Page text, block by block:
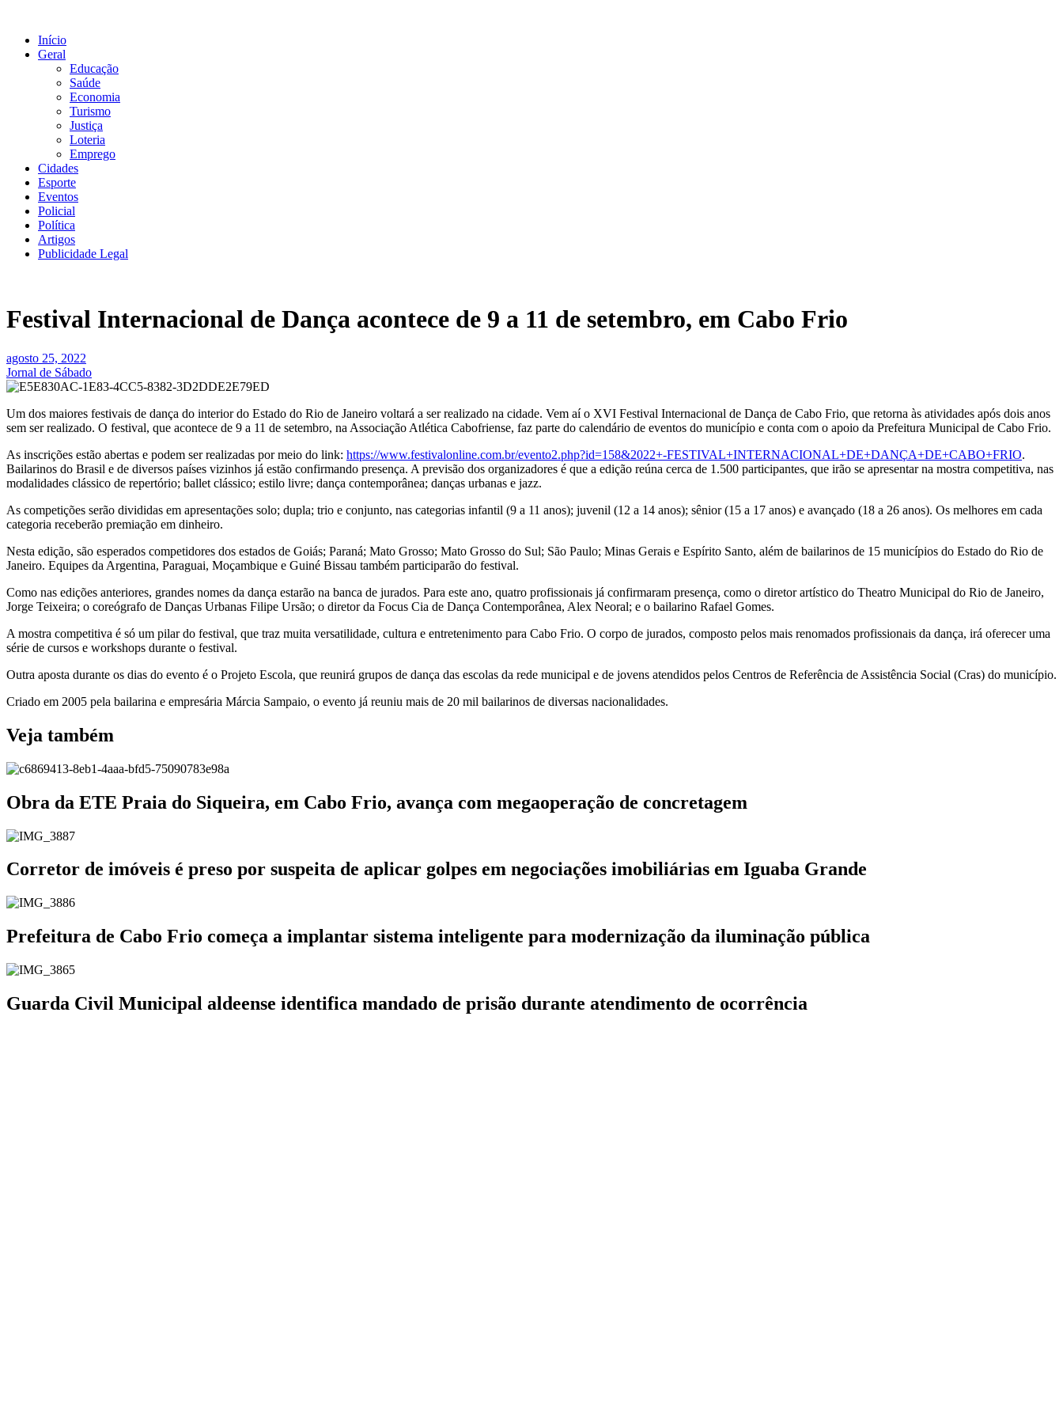
conteúdo
Início
Geral
Educação
Saúde
Economia
Turismo
Justiça
Loteria
Emprego
Cidades
Esporte
Eventos
Policial
Política
Artigos
Publicidade Legal
Festival Internacional de Dança acontece de 9 a 11 de setembro, em Cabo Frio
agosto 25, 2022
Jornal de Sábado
Um dos maiores festivais de dança do interior do Estado do Rio de Janeiro voltará a ser realizado na cidade. Vem aí o XVI Festival Internacional de Dança de Cabo Frio, que retorna às atividades após dois anos
sem ser realizado. O festival, que acontece de 9 a 11 de setembro, na Associação Atlética Cabofriense, faz parte do calendário de eventos do município e conta com o apoio da Prefeitura Municipal de Cabo Frio.
As inscrições estão abertas e podem ser realizadas por meio do link: https://www.festivalonline.com.br/evento2.php?id=158&2022+-FESTIVAL+INTERNACIONAL+DE+DANÇA+DE+CABO+FRIO.
Bailarinos do Brasil e de diversos países vizinhos já estão confirmando presença. A previsão dos organizadores é que a edição reúna cerca de 1.500 participantes, que irão se apresentar na mostra competitiva, nas
modalidades clássico de repertório; ballet clássico; estilo livre; dança contemporânea; danças urbanas e jazz.
As competições serão divididas em apresentações solo; dupla; trio e conjunto, nas categorias infantil (9 a 11 anos); juvenil (12 a 14 anos); sênior (15 a 17 anos) e avançado (18 a 26 anos). Os melhores em cada
categoria receberão premiação em dinheiro.
Nesta edição, são esperados competidores dos estados de Goiás; Paraná; Mato Grosso; Mato Grosso do Sul; São Paulo; Minas Gerais e Espírito Santo, além de bailarinos de 15 municípios do Estado do Rio de
Janeiro. Equipes da Argentina, Paraguai, Moçambique e Guiné Bissau também participarão do festival.
Como nas edições anteriores, grandes nomes da dança estarão na banca de jurados. Para este ano, quatro profissionais já confirmaram presença, como o diretor artístico do Theatro Municipal do Rio de Janeiro,
Jorge Teixeira; o coreógrafo de Danças Urbanas Filipe Ursão; o diretor da Focus Cia de Dança Contemporânea, Alex Neoral; e o bailarino Rafael Gomes.
A mostra competitiva é só um pilar do festival, que traz muita versatilidade, cultura e entretenimento para Cabo Frio. O corpo de jurados, composto pelos mais renomados profissionais da dança, irá oferecer uma
série de cursos e workshops durante o festival.
Outra aposta durante os dias do evento é o Projeto Escola, que reunirá grupos de dança das escolas da rede municipal e de jovens atendidos pelos Centros de Referência de Assistência Social (Cras) do município.
Criado em 2005 pela bailarina e empresária Márcia Sampaio, o evento já reuniu mais de 20 mil bailarinos de diversas nacionalidades.
Veja também
Obra da ETE Praia do Siqueira, em Cabo Frio, avança com megaoperação de concretagem
Corretor de imóveis é preso por suspeita de aplicar golpes em negociações imobiliárias em Iguaba Grande
Prefeitura de Cabo Frio começa a implantar sistema inteligente para modernização da iluminação pública
Guarda Civil Municipal aldeense identifica mandado de prisão durante atendimento de ocorrência